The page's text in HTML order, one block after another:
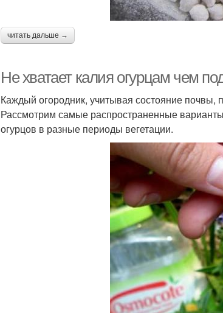
читать дальше →
Не хватает калия огурцам чем
Каждый огородник, учитывая состояние почвы,
Рассмотрим самые распространенные
огурцов в разные периоды вегетации.